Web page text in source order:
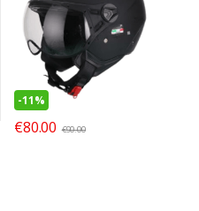
-11%
€80.00 €90.00